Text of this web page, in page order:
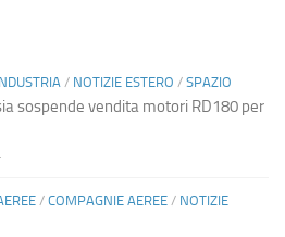
/ NOTIZIE ESTERO / SPAZIO
sospende vendita motori RD180 per
/ COMPAGNIE AEREE / NOTIZIE